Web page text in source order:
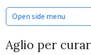
Aglio per
Open side menu